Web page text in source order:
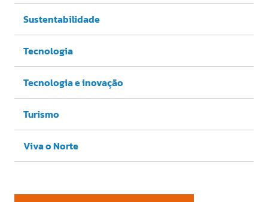
Sustentabilidade
Tecnologia
Tecnologia e inovação
Turismo
Viva o Norte